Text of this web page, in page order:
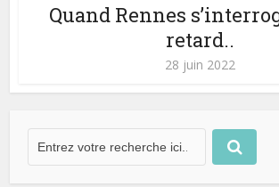
Quand Rennes
retard..
28 juin 2022